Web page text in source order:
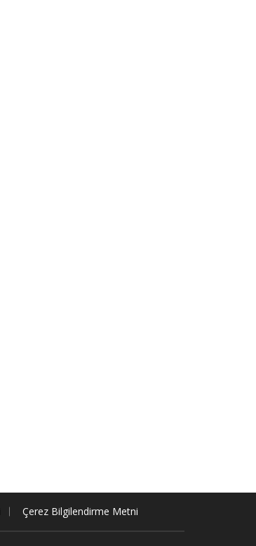
Çerez Bilgilendirme Metni